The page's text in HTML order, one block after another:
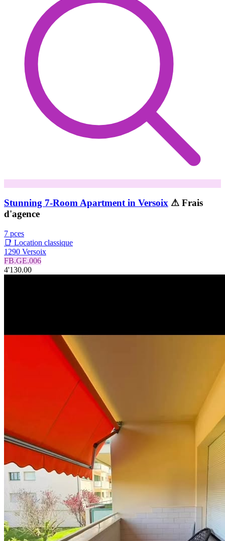
Stunning 7-Room Apartment in Versoix ⚠ Frais
d'agence
7 pces
📑 Location classique
1290 Versoix
FB.GE.006
4'130.00